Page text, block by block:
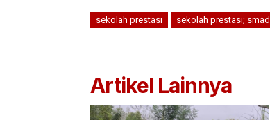
sekolah prestasi sekolah prestasi;
Artikel Lainnya